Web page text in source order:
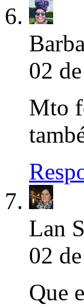
02
Mto
Lan
02
Que